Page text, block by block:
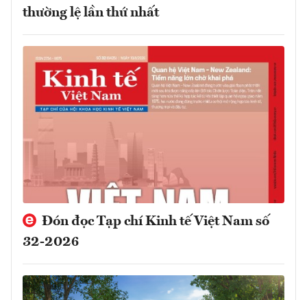
thường lệ lần thứ nhất
Đón đọc Tạp chí Kinh tế Việt Nam số
32-2026